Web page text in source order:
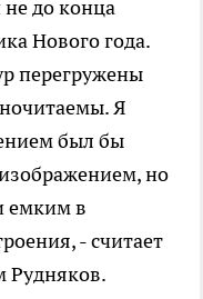
до конца
Нового года.
перегружены
Я
был бы
но
емким в
- считает
Рудняков.